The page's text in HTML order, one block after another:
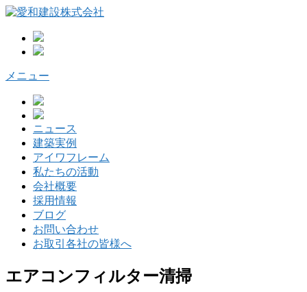
コ
へ
メニュー
ニュース
建築実例
アイワフレーム
私たちの活動
会社概要
採用情報
ブログ
お問い合わせ
お取引各社の皆様へ
エアコンフィルター清掃